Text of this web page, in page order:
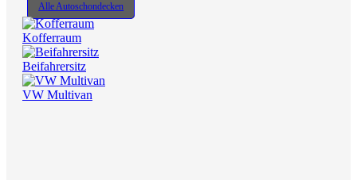
Alle Autoschondecken
Kofferraum
Beifahrersitz
VW Multivan